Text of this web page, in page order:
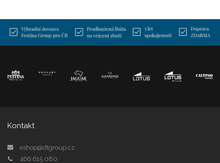
Kontakt
eshop@dtgroup.cz
466 615 080